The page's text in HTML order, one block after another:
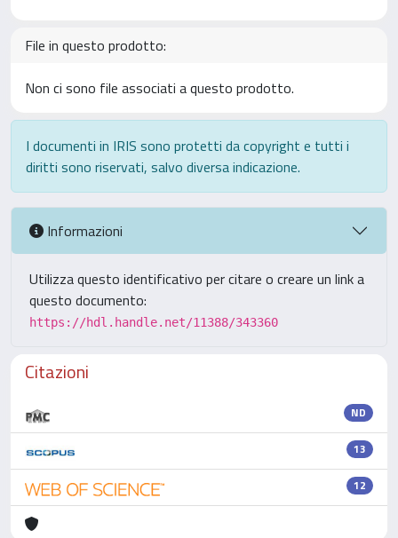
File in questo prodotto:
Non ci sono file associati a questo prodotto.
I documenti in IRIS sono protetti da copyright e tutti i
diritti sono riservati, salvo diversa indicazione.
Informazioni
Utilizza questo identificativo per citare o creare un link a
questo documento:
https://hdl.handle.net/11388/343360
Citazioni
ND
13
12